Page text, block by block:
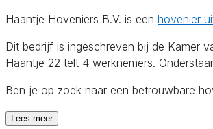
Haantje Hoveniers B.V. is een hovenier
Dit bedrijf is ingeschreven bij de Kamer
Haantje 22 telt 4 werknemers.
Ben je op zoek naar een betrouwbare
Lees meer